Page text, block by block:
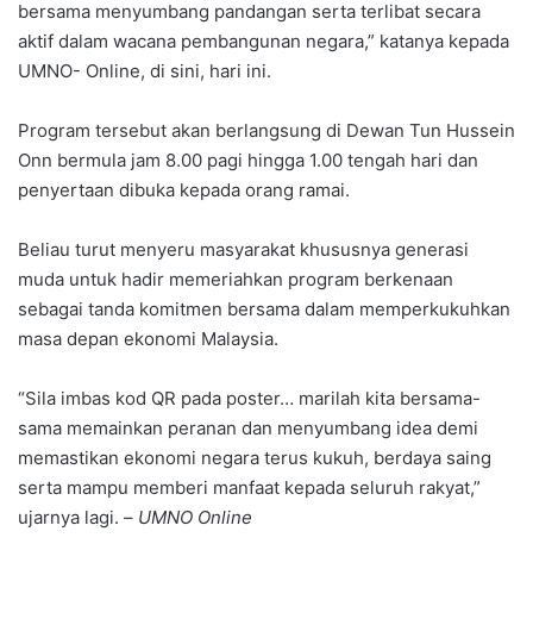
bersama menyumbang pandangan serta terlibat secara
aktif dalam wacana pembangunan negara,” katanya kepada
UMNO- Online, di sini, hari ini.
Program tersebut akan berlangsung di Dewan Tun Hussein
Onn bermula jam 8.00 pagi hingga 1.00 tengah hari dan
penyertaan dibuka kepada orang ramai.
Beliau turut menyeru masyarakat khususnya generasi
muda untuk hadir memeriahkan program berkenaan
sebagai tanda komitmen bersama dalam memperkukuhkan
masa depan ekonomi Malaysia.
“Sila imbas kod QR pada poster… marilah kita bersama-
sama memainkan peranan dan menyumbang idea demi
memastikan ekonomi negara terus kukuh, berdaya saing
serta mampu memberi manfaat kepada seluruh rakyat,”
ujarnya lagi. – UMNO Online